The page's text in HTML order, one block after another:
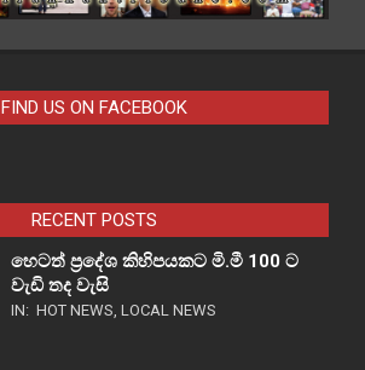
FIND US ON FACEBOOK
RECENT POSTS
හෙටත් ප්‍රදේශ කිහිපයකට මි.මී 100 ට
වැඩි තද වැසි
IN: HOT NEWS, LOCAL NEWS